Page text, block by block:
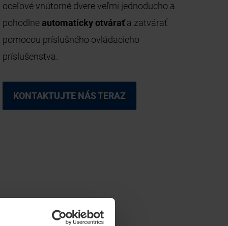
oceľové vnútorné dvere veľmi jednoducho a
pohodlne automaticky otváraťa zatvárať
pomocou príslušného ovládacieho
príslušenstva.
KONTAKTUJTE NÁS TERAZ